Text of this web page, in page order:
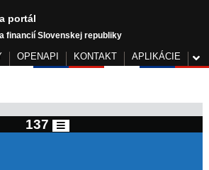
portál
financií Slovenskej republiky
OPENAPI KONTAKT APLIKÁCIE
137